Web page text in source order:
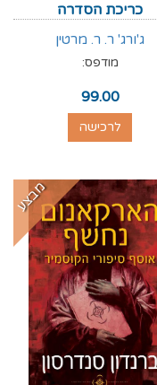
כריכת הסדרה
ג'ורג' ר. ר. מרטין
מודפס:
99.00
לרכישה
מבצע